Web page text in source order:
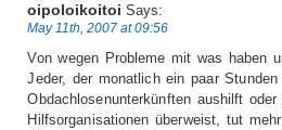
oipoloikoitoi Says:
May 11th, 2007 at 09:56
Von wegen Probleme mit was haben
Jeder, der monatlich ein paar
Obdachlosenunterkünften aushilft
Hilfsorganisationen überweist, tut